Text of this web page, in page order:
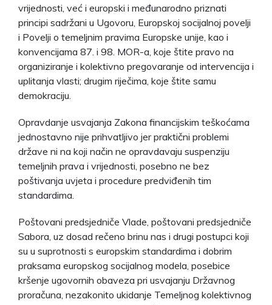
vrijednosti, već i europski i međunarodno priznati
principi sadržani u Ugovoru, Europskoj socijalnoj povelji
i Povelji o temeljnim pravima Europske unije, kao i
konvencijama 87. i 98. MOR-a, koje štite pravo na
organiziranje i kolektivno pregovaranje od intervencija i
uplitanja vlasti; drugim riječima, koje štite samu
demokraciju.
Opravdanje usvajanja Zakona financijskim teškoćama
jednostavno nije prihvatljivo jer praktični problemi
države ni na koji način ne opravdavaju suspenziju
temeljnih prava i vrijednosti, posebno ne bez
poštivanja uvjeta i procedure predviđenih tim
standardima.
Poštovani predsjedniče Vlade, poštovani predsjedniče
Sabora, uz dosad rečeno brinu nas i drugi postupci koji
su u suprotnosti s europskim standardima i dobrim
praksama europskog socijalnog modela, posebice
kršenje ugovornih obaveza pri usvajanju Državnog
proračuna, nezakonito ukidanje Temeljnog kolektivnog